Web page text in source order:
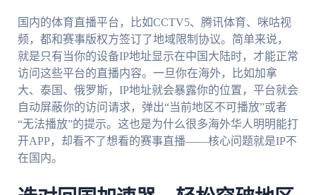
国内的体育直播平台，比如CCTV5、腾讯体育、咪咕视
频，都和赛事版权方签订了地域限制协议。简单来说，
就是只有当你的设备IP地址显示在中国大陆时，才能正常
访问这些平台的直播内容。一旦你在海外，比如加拿
大、泰国、俄罗斯，IP地址就会暴露你的位置，平台就会
自动屏蔽你的访问请求，弹出“当前地区不可播放”或者
“无法播放”的提示。这也是为什么很多海外华人明明能打
开APP，却看不了想看的赛事直播——核心问题就是IP不
在国内。